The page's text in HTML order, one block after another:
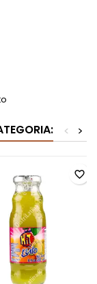
>
<
favorite_border